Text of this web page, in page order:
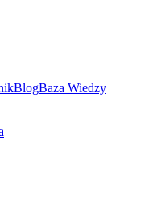
BlogBaza Wiedzy